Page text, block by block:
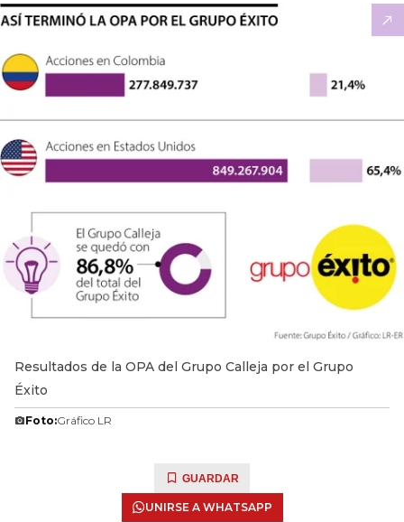
Resultados de la OPA del Grupo Calleja por el Grupo
Éxito
Foto:Gráfico LR
GUARDAR
UNIRSE A WHATSAPP